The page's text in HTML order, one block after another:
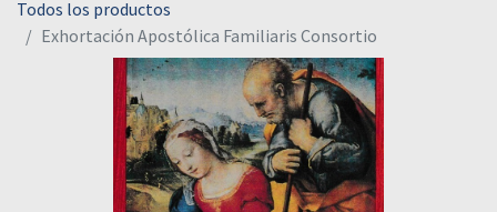
Todos los productos
Exhortación Apostólica Familiaris Consortio